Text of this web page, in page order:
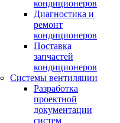
кондиционеров
Диагностика и
ремонт
кондиционеров
Поставка
запчастей
кондиционеров
Системы вентиляции
Разработка
проектной
документации
систем